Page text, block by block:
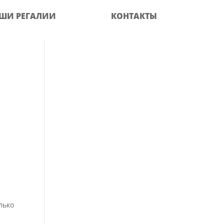
РЕГАЛИИ КОНТАКТЫ